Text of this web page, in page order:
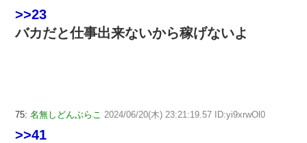
>>23
バカだと仕事出来ないから稼げないよ
75: 名無しどんぶらこ 2024/06/20(木) 23:21:19.57 ID:yi9xrwOl0
>>41